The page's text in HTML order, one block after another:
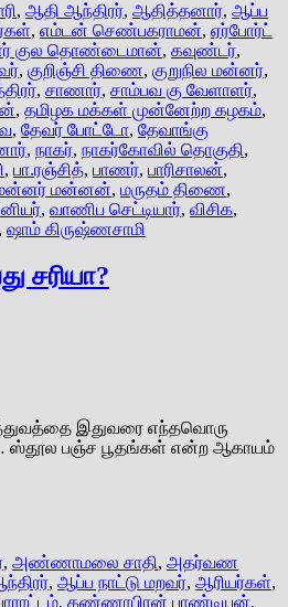
, ஆதி ஆந்திரர், ஆதித்தனார், ஆப்ப
, எம்டன் செண்பகராமன், ஏர்போர்ட்
குல தொண்டைமான், கவுண்டர்,
, குறிஞ்சி திணை, குறுநில மன்னர்,
, சாணார், சாம்பவ கு வேளாளர்,
, தமிழக மக்கள் முன்னேற்ற கழகம்,
, தேவர் போட்டோ, தேவாங்கு
, நாகர், நாகர்கோவில் தொகுதி,
, பா.ரஞ்சித், பாணர், பாரிசாலன்,
மன்னன், மருதம் திணை,
, வாணிப செட்டியார், விசிக,
, ஷாம் கிருஷ்ணசாமி
சரியா?
இதுவரை எந்தவொரு
ஸ்தூல பஞ்ச பூதங்கள் என்ற ஆகாயம்
, அண்ணாமலை சாதி, அதர்வண
, ஆப்ப நாட்டு மறவர், ஆரியர்கள்,
, கண்ணாபிரன் பாண்டியன்,